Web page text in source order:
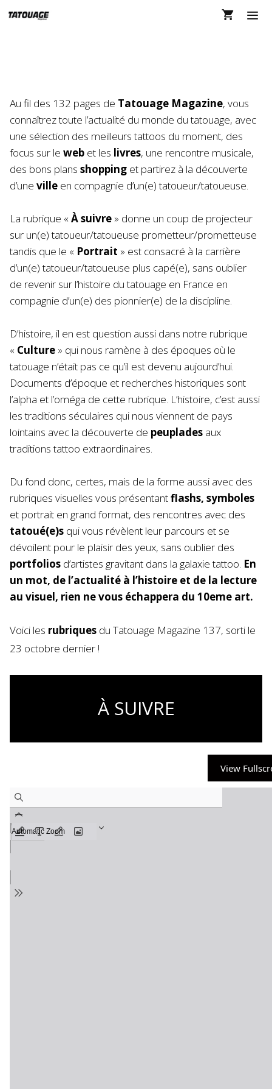
au
Au fil des 132 pages de Tatouage Magazine, vous
connaîtrez toute l’actualité du monde du tatouage, avec
une sélection des meilleurs tattoos du moment, des
focus sur le web et les livres, une rencontre musicale,
des bons plans shopping et partirez à la découverte
d’une ville en compagnie d’un(e) tatoueur/tatoueuse.
La rubrique « À suivre » donne un coup de projecteur
sur un(e) tatoueur/tatoueuse prometteur/prometteuse
tandis que le « Portrait » est consacré à la carrière
d’un(e) tatoueur/tatoueuse plus capé(e), sans oublier
de revenir sur l’histoire du tatouage en France en
compagnie d’un(e) des pionnier(e) de la discipline.
D’histoire, il en est question aussi dans notre rubrique
« Culture » qui nous ramène à des époques où le
tatouage n’était pas ce qu’il est devenu aujourd’hui.
Documents d’époque et recherches historiques sont
l’alpha et l’oméga de cette rubrique. L’histoire, c’est aussi
les traditions séculaires qui nous viennent de pays
lointains avec la découverte de peuplades aux
traditions tattoo extraordinaires.
Du fond donc, certes, mais de la forme aussi avec des
rubriques visuelles vous présentantflashs, symboles
et portrait en grand format, des rencontres avec des
tatoué(e)s qui vous révèlent leur parcours et se
dévoilent pour le plaisir des yeux, sans oublier des
portfolios d’artistes gravitant dans la galaxie tattoo. En
un mot, de l’actualité à l’histoire et de la lecture
au visuel, rien ne vous échappera du 10eme art.
Voici les rubriques du Tatouage Magazine 137, sorti le
23 octobre dernier !
À SUIVRE
View